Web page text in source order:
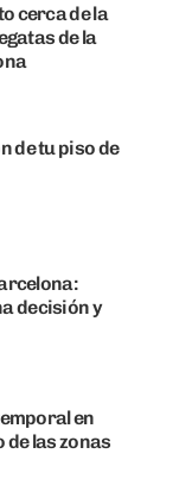
cerca de la
de la
de tu piso de
decisión y
en
de las zonas